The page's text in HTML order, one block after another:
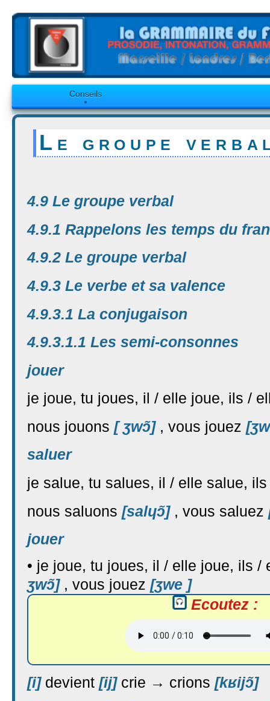
Conseils
Le groupe
4.9 Le groupe verbal
4.9.1 Rappelons les temps du
4.9.2 Le groupe verbal
4.9.3 Le verbe et sa valence
4.9.3.1 La conjugaison
4.9.3.1.1 Les semi-consonnes
jouer
je joue, tu joues, il / elle joue, ils /
nous jouons [ ʒwɔ̃], vous jouez
saluer
je salue, tu salues, il / elle salue,
nous saluons [salɥɔ̃], vous saluez
jouer
• je joue, tu joues, il / elle joue, ils
ʒwɔ̃], vous jouez [ʒwe ]
Ecoutez :
[i]devient [ij]crie → crions [kʁijɔ̃]